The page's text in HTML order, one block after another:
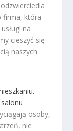
firma, która
na
cieszyć się
naszych
osoby,
nie